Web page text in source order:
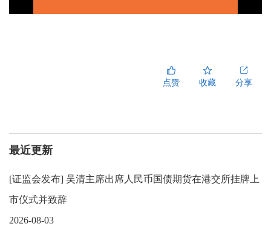
点赞 收藏 分享
最近更新
[证监会发布] 吴清主席出席人民币国债期货在港交所挂牌上
市仪式并致辞
2026-08-03